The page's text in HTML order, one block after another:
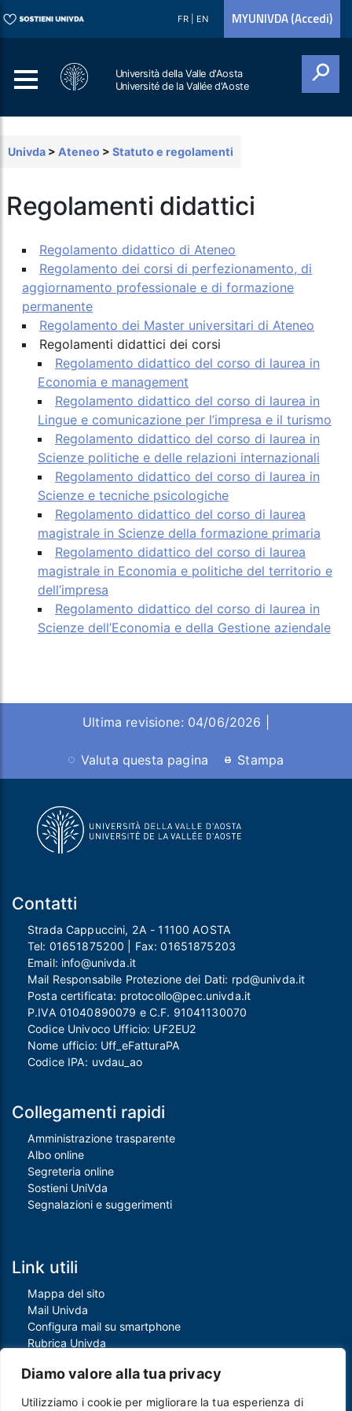
Diamo valore alla tua privacy
Utilizziamo i cookie per migliorare la tua esperienza di
FR EN MYUNIVDA (Accedi)
Università della Valle d'Aosta
Université de la Vallée d'Aoste
Univda > Ateneo > Statuto e regolamenti
Regolamenti didattici
Regolamento didattico di Ateneo
Regolamento dei corsi di perfezionamento, di
aggiornamento professionale e di formazione
permanente
Regolamento dei Master universitari di Ateneo
Regolamenti didattici dei corsi
Regolamento didattico del corso di laurea in
Economia e management
Regolamento didattico del corso di laurea in
Lingue e comunicazione per l’impresa e il turismo
Regolamento didattico del corso di laurea in
Scienze politiche e delle relazioni internazionali
Regolamento didattico del corso di laurea in
Scienze e tecniche psicologiche
Regolamento didattico del corso di laurea
magistrale in Scienze della formazione primaria
Regolamento didattico del corso di laurea
magistrale in Economia e politiche del territorio e
dell’impresa
Regolamento didattico del corso di laurea in
Scienze dell’Economia e della Gestione aziendale
Ultima revisione: 04/06/2026 |
Valuta questa pagina Stampa
Contatti
Strada Cappuccini, 2A - 11100 AOSTA
Tel: 01651875200 | Fax:01651875203
Email: info@univda.it
Mail Responsabile Protezione dei Dati: rpd@univda.it
Posta certificata: protocollo@pec.univda.it
P.IVA 01040890079 e C.F. 91041130070
Codice Univoco Ufficio: UF2EU2
Nome ufficio: Uff_eFatturaPA
Codice IPA: uvdau_ao
Collegamenti rapidi
Amministrazione trasparente
Albo online
Segreteria online
Sostieni UniVda
Segnalazioni e suggerimenti
Link utili
Mappa del sito
Mail Univda
Configura mail su smartphone
Rubrica Univda